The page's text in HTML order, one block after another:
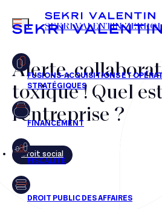
FR EN
MENU SEKRI VALENTIN
Alerte,
toxique ! Quel
l’entreprise ?
Droit social